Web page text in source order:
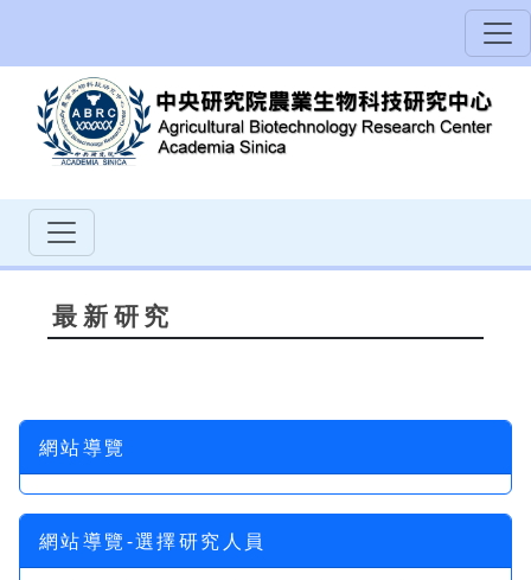
最新研究
網站導覽
網站導覽-選擇研究人員